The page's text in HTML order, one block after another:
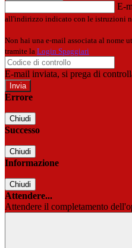
E-
all'indirizzo indicato con le istruzioni
Non hai una e-mail associata al nome
tramite la Login Spaggiari
E-mail inviata, si prega di
Errore
Chiudi
Successo
Chiudi
Informazione
Chiudi
Attendere...
Attendere il completamento